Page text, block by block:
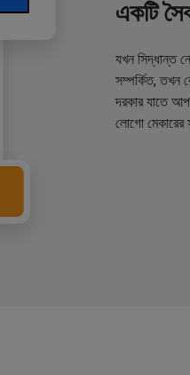
একটি
যখন সিদ্ধান্ত
সম্পর্কিত, তখন
দরকার যাতে
লোগো